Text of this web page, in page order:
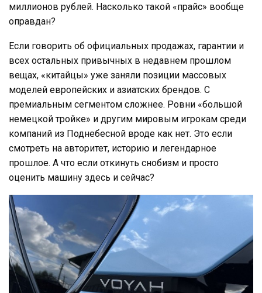
миллионов рублей. Насколько такой «прайс» вообще
оправдан?
Если говорить об официальных продажах, гарантии и
всех остальных привычных в недавнем прошлом
вещах, «китайцы» уже заняли позиции массовых
моделей европейских и азиатских брендов. С
премиальным сегментом сложнее. Ровни «большой
немецкой тройке» и другим мировым игрокам среди
компаний из Поднебесной вроде как нет. Это если
смотреть на авторитет, историю и легендарное
прошлое. А что если откинуть снобизм и просто
оценить машину здесь и сейчас?